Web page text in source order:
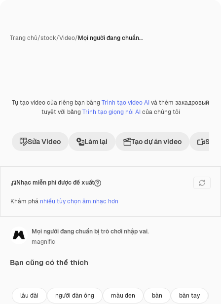
Trang chủ/stock/Video/Mọi người đang chuẩn…
Tự tạo video của riêng bạn bằngTrình tạo video AIvà thêm закадровый
tuyệt vời bằngTrình tạo giọng nói AIcủa chúng tôi
Sửa Video Làm lại Tạo dự án video Sử
Nhạc miễn phí được đề xuất
Khám phá nhiều tùy chọn âm nhạc hơn
Mọi người đang chuẩn bị trò chơi nhập vai.
magnific
Bạn cũng có thể thích
lâu đài người đàn ông màu đen bàn bàn tay